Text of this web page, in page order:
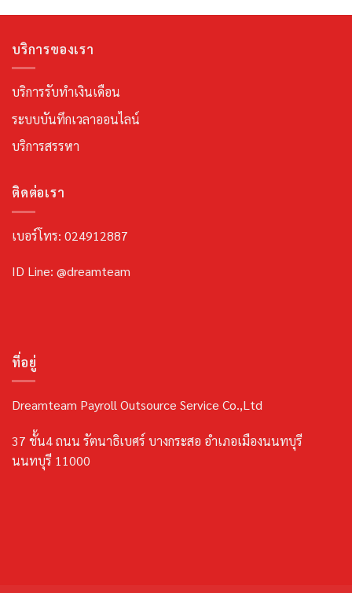
บริการของเรา
บริการรับทำเงินเดือน
ระบบบันทึกเวลาออนไลน์
บริการสรรหา
ติดต่อเรา
เบอร์โทร: 024912887
ID Line: @dreamteam
ที่อยู่
Dreamteam Payroll Outsource Service Co.,Ltd
37 ชั้น4 ถนน รัตนาธิเบศร์ บางกระสอ อำเภอเมืองนนทบุรี
นนทบุรี 11000